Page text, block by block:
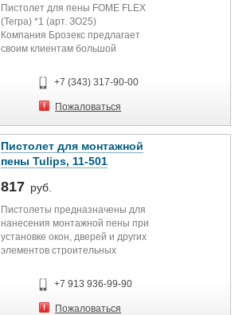
Пистолет для пены FOME FLEX
(Тегра) *1 (арт. ЗО25)
Компания Брозекс предлагает
своим клиентам большой
хозяйственных товаров: -
строительные смести, -
отделочные материалы; -
посуда, - мелкая кухонная техника
и многое другое. Товары снабжены
всей необходимой документацией.
Вы можете заказать доставку
приятно удивит любого заказчика.
Звоните прямо сейчас.
+7 (343) 317-90-00
Пожаловаться
Пистолет для монтажной
пены Tulips, 11-501
817 руб.
Пистолеты предназначены для
нанесения монтажной пены при
установке окон, дверей и других
элементов строительных
монтажной пеной в баллонах,
имеющих резьбовой соединитель
Многократно увеличенный выход
+7 913 936-99-90
Пожаловаться